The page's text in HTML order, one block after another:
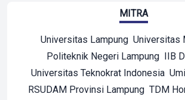
MITRA
Universitas Lampung Universitas
Politeknik Negeri Lampung IIB
Universitas Teknokrat Indonesia
RSUDAM Provinsi Lampung TDM